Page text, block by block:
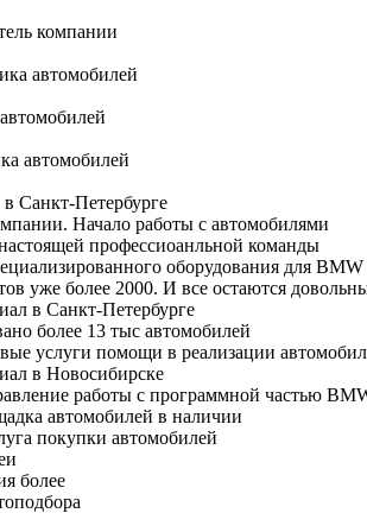
компании
автомобилей
автомобилей
Санкт-Петербурге
Начало работы с автомобилями
профессиоанльной команды
оборудования для BMW
уже более 2000. И все остаются
в Санкт-Петербурге
более 13 тыс автомобилей
услуги помощи в реализации
в Новосибирске
работы с программной частью
автомобилей в наличии
покупки автомобилей
более